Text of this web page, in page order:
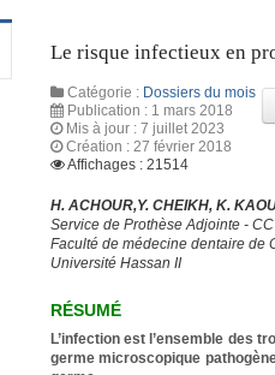
Le risque infectieux en
Catégorie : Dossiers du mois
Publication : 1 mars 2018
Mis à jour : 7 juillet 2023
Création : 27 février 2018
Affichages : 21514
H. ACHOUR,Y. CHEIKH, K.
Service de Prothèse Adjointe -
Faculté de médecine dentaire de
Université Hassan II
RÉSUMÉ
L’infection est l’ensemble des
germe microscopique